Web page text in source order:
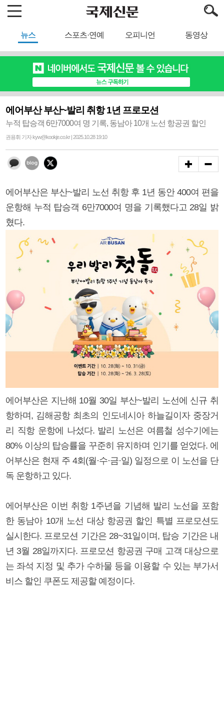
뉴스 스포츠·연예 오피니언 동영상
에어부산 부산~발리 취항 1년 프로모션
누적 탑승객 6만7000여 명 기록, 동남아 10개 노선 항공권 할인
권용휘 기자 kyw@kookje.co.kr | 2025.10.28 19:10
에어부산은 부산~발리 노선 취항 후 1년 동안 400여 편을
운항해 누적 탑승객 6만7000여 명을 기록했다고 28일 밝
혔다.
에어부산은 지난해 10월 30일 부산~발리 노선에 신규 취
항하며, 김해공항 최초의 인도네시아 하늘길이자 중장거
리 직항 운항에 나섰다. 발리 노선은 여름철 성수기에는
80% 이상의 탑승률을 꾸준히 유지하며 인기를 얻었다. 에
어부산은 현재 주 4회(월·수·금·일) 일정으로 이 노선을 단
독 운항하고 있다.
에어부산은 이번 취항 1주년을 기념해 발리 노선을 포함
한 동남아 10개 노선 대상 항공권 할인 특별 프로모션도
실시한다. 프로모션 기간은 28~31일이며, 탑승 기간은 내
년 3월 28일까지다. 프로모션 항공권 구매 고객 대상으로
는 좌석 지정 및 추가 수하물 등을 이용할 수 있는 부가서
비스 할인 쿠폰도 제공할 예정이다.